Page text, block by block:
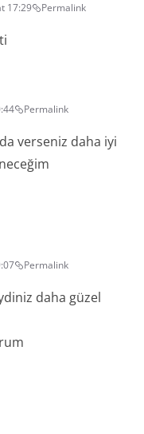
17:29 Permalink
Permalink
verseniz daha iyi
Permalink
daha güzel